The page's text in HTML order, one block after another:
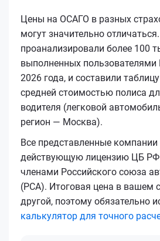
Цены на ОСАГО в разных
могут значительно
проанализировали более 100
выполненных пользователями
2026 года, и составили
средней стоимостью полиса
водителя (легковой
регион — Москва).
Все представленные
действующую лицензию ЦБ РФ
членами Российского союза
(РСА). Итоговая цена в вашем
другой, поэтому обязательно
калькулятор для точного